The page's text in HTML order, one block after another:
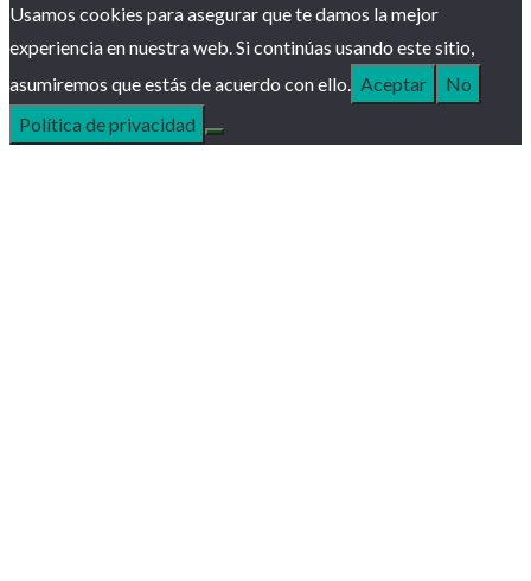
Usamos cookies para asegurar que te damos la mejor
experiencia en nuestra web. Si continúas usando este sitio,
asumiremos que estás de acuerdo con ello. Aceptar
No
Política de privacidad